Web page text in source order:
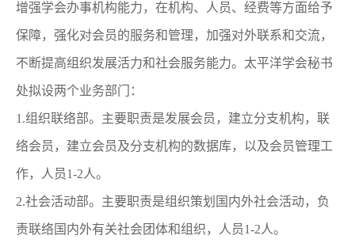
增强学会办事机构能力，在机构、人员、经费等方面给予
保障，强化对会员的服务和管理，加强对外联系和交流，
不断提高组织发展活力和社会服务能力。太平洋学会秘书
处拟设两个业务部门：
1.组织联络部。主要职责是发展会员，建立分支机构，联
络会员，建立会员及分支机构的数据库，以及会员管理工
作，人员1-2人。
2.社会活动部。主要职责是组织策划国内外社会活动，负
责联络国内外有关社会团体和组织，人员1-2人。